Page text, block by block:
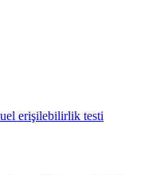
erişilebilirlik testi